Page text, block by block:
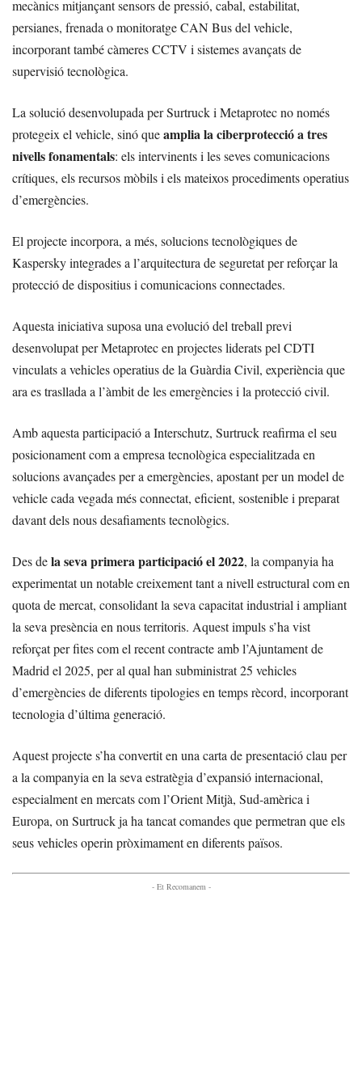
mecànics mitjançant sensors de pressió, cabal, estabilitat,
persianes, frenada o monitoratge CAN Bus del vehicle,
incorporant també càmeres CCTV i sistemes avançats de
supervisió tecnològica.
La solució desenvolupada per Surtruck i Metaprotec no només
protegeix el vehicle, sinó queamplia la ciberprotecció a tres
nivells fonamentals: els intervinents i les seves comunicacions
crítiques, els recursos mòbils i els mateixos procediments operatius
d’emergències.
El projecte incorpora, a més, solucions tecnològiques de
Kaspersky integrades a l’arquitectura de seguretat per reforçar la
protecció de dispositius i comunicacions connectades.
Aquesta iniciativa suposa una evolució del treball previ
desenvolupat per Metaprotec en projectes liderats pel CDTI
vinculats a vehicles operatius de la Guàrdia Civil, experiència que
ara es trasllada a l’àmbit de les emergències i la protecció civil.
Amb aquesta participació a Interschutz, Surtruck reafirma el seu
posicionament com a empresa tecnològica especialitzada en
solucions avançades per a emergències, apostant per un model de
vehicle cada vegada més connectat, eficient, sostenible i preparat
davant dels nous desafiaments tecnològics.
Des dela seva primera participació el 2022, la companyia ha
experimentat un notable creixement tant a nivell estructural com en
quota de mercat, consolidant la seva capacitat industrial i ampliant
la seva presència en nous territoris. Aquest impuls s’ha vist
reforçat per fites com el recent contracte amb l’Ajuntament de
Madrid el 2025, per al qual han subministrat 25 vehicles
d’emergències de diferents tipologies en temps rècord, incorporant
tecnologia d’última generació.
Aquest projecte s’ha convertit en una carta de presentació clau per
a la companyia en la seva estratègia d’expansió internacional,
especialment en mercats com l’Orient Mitjà, Sud-amèrica i
Europa, on Surtruck ja ha tancat comandes que permetran que els
seus vehicles operin pròximament en diferents països.
- Et Recomanem -